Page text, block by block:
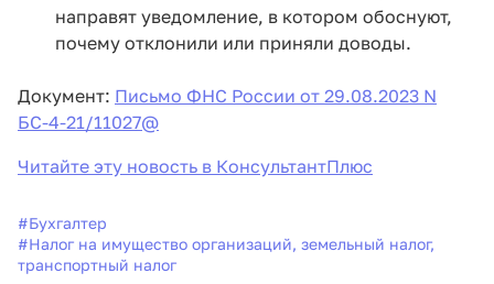
направят уведомление, в котором обоснуют,
почему отклонили или приняли доводы.
Документ: Письмо ФНС России от 29.08.2023 N
БС-4-21/11027@
Читайте эту новость в КонсультантПлюс
#Бухгалтер
#Налог на имущество организаций, земельный налог,
транспортный налог